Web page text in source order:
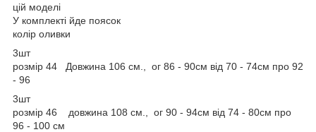
цій моделі
У комплекті йде поясок
колір оливки
3шт
розмір 44 Довжина 106 см., ог 86 - 90см від 70 - 74см про 92
- 96
3шт
розмір 46 довжина 108 см., ог 90 - 94см від 74 - 80см про
96 - 100 см